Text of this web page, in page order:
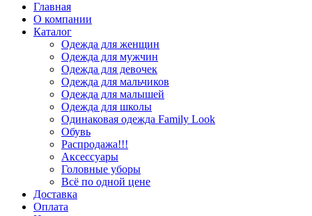
Главная
О компании
Каталог
Одежда для женщин
Одежда для мужчин
Одежда для девочек
Одежда для мальчиков
Одежда для малышей
Одежда для школы
Одинаковая одежда Family Look
Обувь
Распродажа!!!
Аксессуары
Головные уборы
Всё по одной цене
Доставка
Оплата